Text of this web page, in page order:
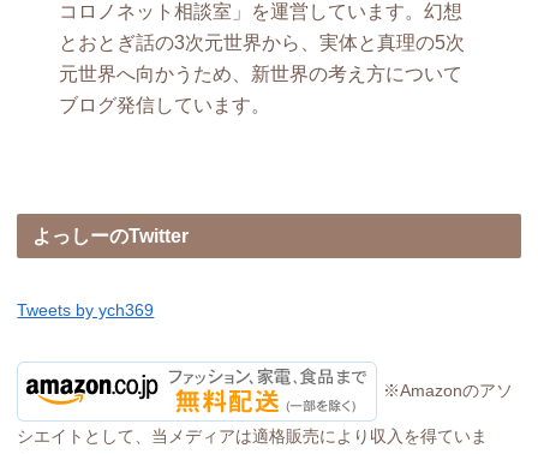
コロノネット相談室」を運営しています。幻想
とおとぎ話の3次元世界から、実体と真理の5次
元世界へ向かうため、新世界の考え方について
ブログ発信しています。
よっしーのTwitter
Tweets by ych369
※Amazonのアソ
シエイトとして、当メディアは適格販売により収入を得ていま